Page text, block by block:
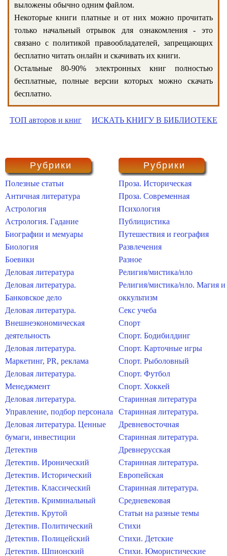
выложены обычно одним файлом.
Некоторые книги платные и от них можно прочитать
только начальный отрывок для ознакомления - это
связано с политикой правообладателей, запрещающих
бесплатно читать онлайн и скачивать их книги.
Остальные 80-90% электронных книг полностью
бесплатные, полные версии которых можно скачать
бесплатно.
ТОП авторов и книг ИСКАТЬ КНИГУ В БИБЛИОТЕКЕ
Рубрики
Полезные статьи
Античная литература
Астрология
Астрология. Гадание
Биографии и мемуары
Биология
Боевики
Деловая литература
Деловая литература.
Банковское дело
Деловая литература.
Внешнеэкономическая
деятельность
Деловая литература.
Маркетинг, PR, реклама
Деловая литература.
Менеджмент
Деловая литература.
Управление, подбор персонала
Деловая литература. Ценные
бумаги, инвестиции
Детектив
Детектив. Иронический
Детектив. Исторический
Детектив. Классический
Детектив. Криминальный
Детектив. Крутой
Детектив. Политический
Детектив. Полицейский
Детектив. Шпионский
Рубрики
Проза. Историческая
Проза. Современная
Психология
Публицистика
Путешествия и география
Развлечения
Разное
Религия/мистика/нло
Религия/мистика/нло. Магия и
оккультизм
Секс учеба
Спорт
Спорт. Бодибилдинг
Спорт. Карточные игры
Спорт. Рыболовный
Спорт. Футбол
Спорт. Хоккей
Старинная литература
Старинная литература.
Древневосточная
Старинная литература.
Древнерусская
Старинная литература.
Европейская
Старинная литература.
Средневековая
Статьи на разные темы
Стихи
Стихи. Детские
Стихи. Юмористические